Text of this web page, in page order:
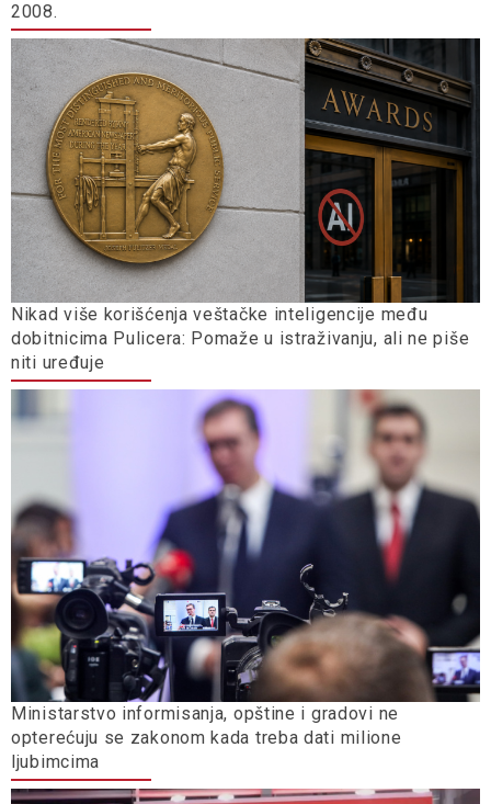
2008.
Nikad više korišćenja veštačke inteligencije među
dobitnicima Pulicera: Pomaže u istraživanju, ali ne piše
niti uređuje
Ministarstvo informisanja, opštine i gradovi ne
opterećuju se zakonom kada treba dati milione
ljubimcima